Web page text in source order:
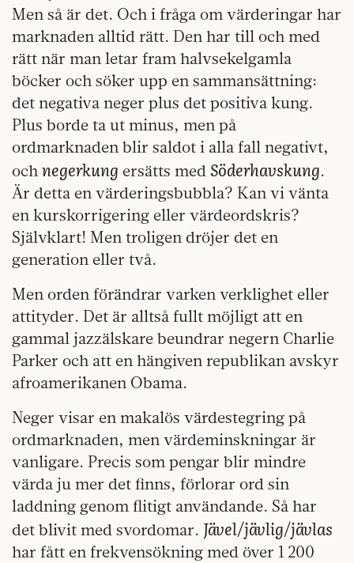
Men så är det. Och i fråga om värderingar har
marknaden alltid rätt. Den har till och med
rätt när man letar fram halvsekelgamla
böcker och söker upp en sammansättning:
det negativa neger plus det positiva kung.
Plus borde ta ut minus, men på
ordmarknaden blir saldot i alla fall negativt,
ochnegerkung ersätts med Söderhavskung.
Är detta en värderingsbubbla? Kan vi vänta
en kurskorrigering eller värdeordskris?
Självklart! Men troligen dröjer det en
generation eller två.
Men orden förändrar varken verklighet eller
attityder. Det är alltså fullt möjligt att en
gammal jazzälskare beundrar negern Charlie
Parker och att en hängiven republikan avskyr
afroamerikanen Obama.
Neger visar en makalös värdestegring på
ordmarknaden, men värdeminskningar är
vanligare. Precis som pengar blir mindre
värda ju mer det finns, förlorar ord sin
laddning genom flitigt användande. Så har
det blivit med svordomar. Jävel/jävlig/jävlas
har fått en frekvensökning med över 1 200